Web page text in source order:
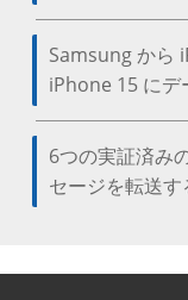
Samsung から
iPhone 15 にデ
6つの実証済み
セージを転送す